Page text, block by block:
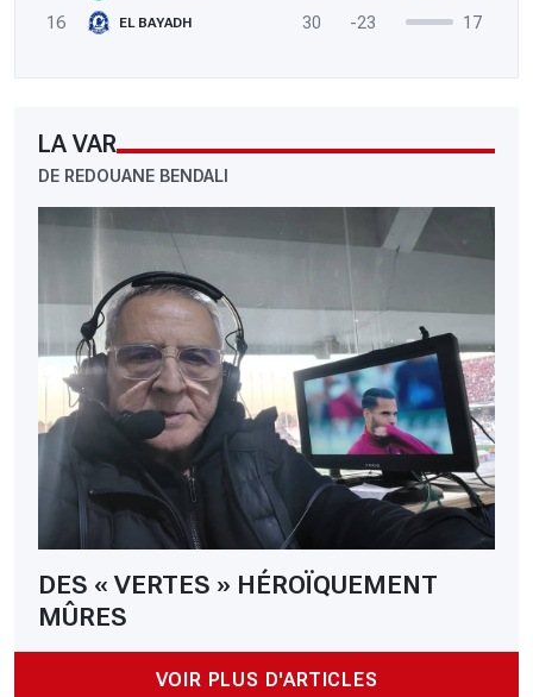
16
EL BAYADH 30 -23 17
LA VAR
DE REDOUANE BENDALI
DES « VERTES » HÉROÏQUEMENT
MÛRES
VOIR PLUS D'ARTICLES